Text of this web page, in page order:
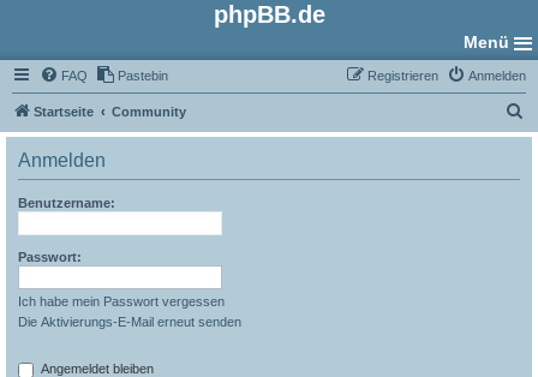
phpBB.de
Menü
FAQ Pastebin Anmelden
Registrieren
Startseite Community
u
Anmelden
Benutzername:
Passwort:
Ich habe mein Passwort vergessen
Die Aktivierungs-E-Mail erneut senden
Angemeldet bleiben